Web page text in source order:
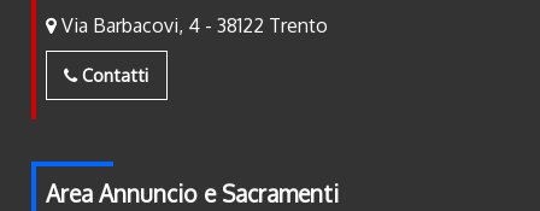
Via Barbacovi, 4 - 38122 Trento
Contatti
Area Annuncio e Sacramenti